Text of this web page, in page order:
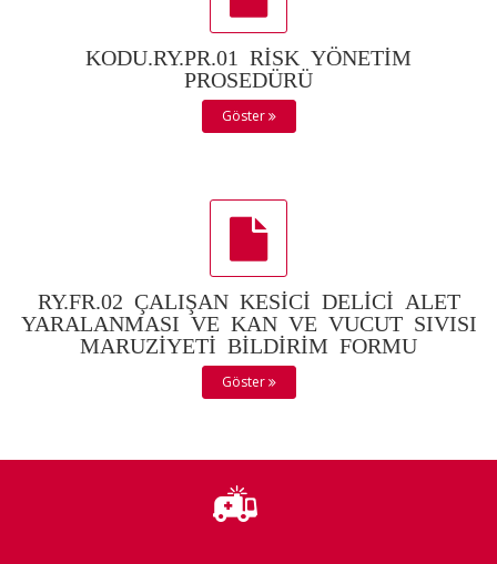
KODU.RY.PR.01 RİSK YÖNETİM
PROSEDÜRÜ
Göster
RY.FR.02 ÇALIŞAN KESİCİ DELİCİ ALET
YARALANMASI VE KAN VE VUCUT SIVISI
MARUZİYETİ BİLDİRİM FORMU
Göster